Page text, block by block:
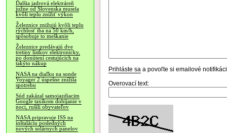
Ďalšia jadrová elektráreň
južne od Slovenska musela
kvôli teplu znížiť výkon
Železnice znižujú kvôli teplu
rýchlosť iba na 50 km/h,
spôsobuje to meškanie
Železnice predávajú dve
tretiny lístkov elektronicky,
po donútení cestujúcich na
takýto nákup
NASA na diaľku na sonde
Voyager 2 úspešne znížila
spotrebu
Súd zakázal samojazdiacim
Google taxíkom dobíjanie v
noci, rušili obyvateľov
NASA pripravuje ISS na
inštaláciu posledných
nových solárnych panelov
Prihláste sa a povoľte si emailové
Overovací text: